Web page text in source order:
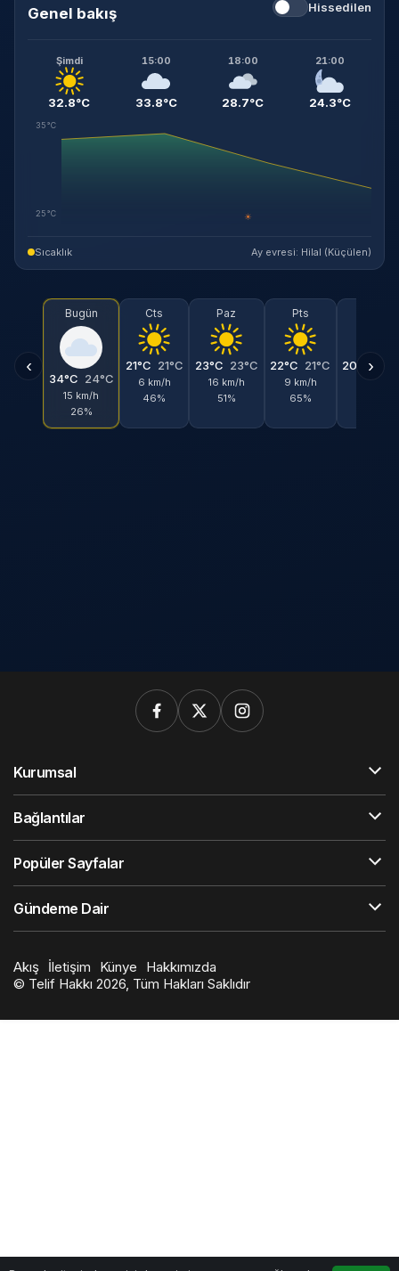
Genel bakış Hissedilen
Şimdi
32.8°C
15:00
33.8°C
18:00
28.7°C
21:00
24.3°C
35°C
25°C ☀
Sıcaklık Ay evresi: Hilal (Küçülen)
‹
Bugün
34°C 24°C
15 km/h
26%
Cts
21°C 21°C
6 km/h
46%
Paz
23°C 23°C
16 km/h
51%
Pts
22°C 21°C
9 km/h
65%
20°C›
0
Kurumsal
Bağlantılar
Popüler Sayfalar
Gündeme Dair
Akış İletişim Künye
Hakkımızda
© Telif Hakkı 2026, Tüm Hakları Saklıdır